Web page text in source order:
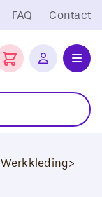
FAQ Contact
Werkkleding>